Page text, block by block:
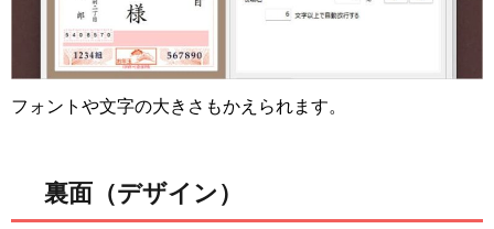
フォントや文字の大きさもかえられます。
裏面（デザイン）